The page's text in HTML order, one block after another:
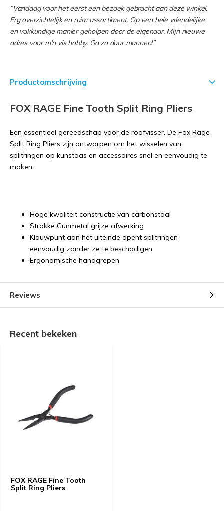
“Vandaag voor het eerst een bezoek gebracht aan deze winkel.
Erg overzichtelijk en ruim assortiment. Op een hele vriendelijke
en vakkundige manier geholpen door de eigenaar. Mijn nieuwe
adres voor m’n vis hobby. Ga zo door mannen!”
Productomschrijving
FOX RAGE Fine Tooth Split Ring Pliers
Een essentieel gereedschap voor de roofvisser. De Fox Rage
Split Ring Pliers zijn ontworpen om het wisselen van
splitringen op kunstaas en accessoires snel en eenvoudig te
maken.
Hoge kwaliteit constructie van carbonstaal
Strakke Gunmetal grijze afwerking
Klauwpunt aan het uiteinde opent splitringen
eenvoudig zonder ze te beschadigen
Ergonomische handgrepen
Reviews
Recent bekeken
FOX RAGE Fine Tooth
Split Ring Pliers